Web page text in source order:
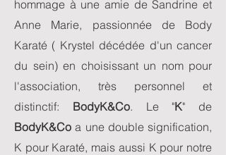
hommage à une amie de Sandrine et
Anne Marie, passionnée de Body
Karaté ( Krystel décédée d'un cancer
du sein) en choisissant un nom pour
l'association, très personnel et
distinctif: BodyK&Co. Le "K" de
BodyK&Co a une double signification,
K pour Karaté, mais aussi K pour notre